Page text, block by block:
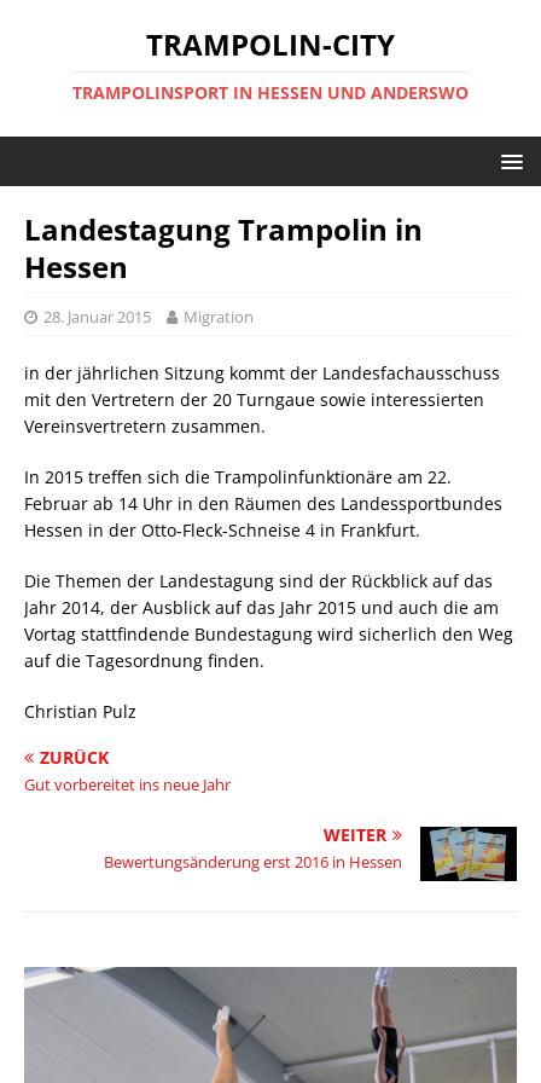
TRAMPOLIN-CITY
TRAMPOLINSPORT IN HESSEN UND ANDERSWO
Landestagung Trampolin in
Hessen
28. Januar 2015 Migration
in der jährlichen Sitzung kommt der Landesfachausschuss
mit den Vertretern der 20 Turngaue sowie interessierten
Vereinsvertretern zusammen.
In 2015 treffen sich die Trampolinfunktionäre am 22.
Februar ab 14 Uhr in den Räumen des Landessportbundes
Hessen in der Otto-Fleck-Schneise 4 in Frankfurt.
Die Themen der Landestagung sind der Rückblick auf das
Jahr 2014, der Ausblick auf das Jahr 2015 und auch die am
Vortag stattfindende Bundestagung wird sicherlich den Weg
auf die Tagesordnung finden.
Christian Pulz
ZURÜCK
Gut vorbereitet ins neue Jahr
WEITER
Bewertungsänderung erst 2016 in Hessen